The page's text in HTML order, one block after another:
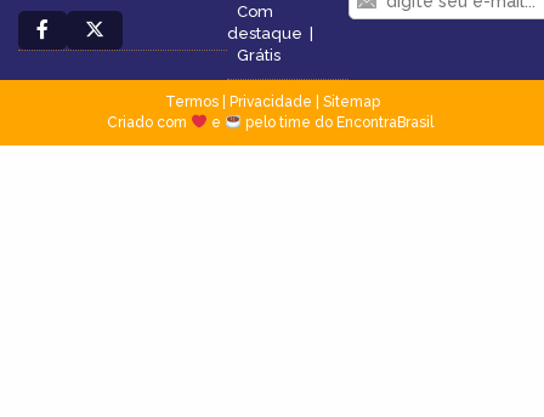
Com
destaque
Grátis
Termos| Privacidade
Sitemap
Criado com
e pelo time do EncontraBrasil